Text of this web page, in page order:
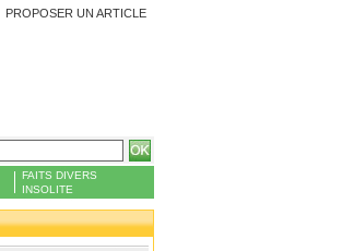
PROPOSER UN ARTICLE
FAITS DIVERS
INSOLITE